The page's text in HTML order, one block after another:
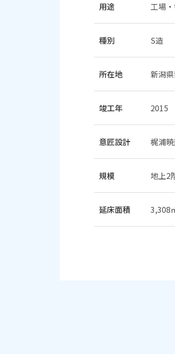
用途 工場
種別 S造
所在地 新潟
竣工年 2015
意匠設計 梶浦
規模 地上2
延床面積 3,308